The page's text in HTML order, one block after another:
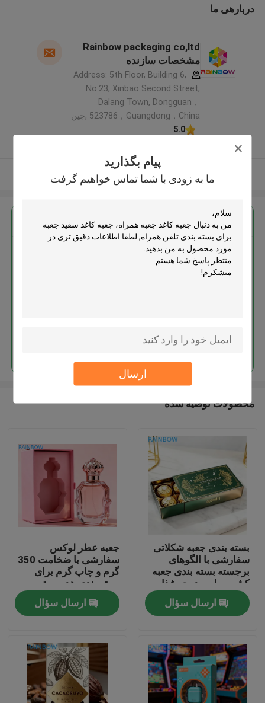
پیام بگذارید
ما به زودی با شما تماس خواهیم گرفت
ارسال
محصولات
درباره ما
دربارهی ما
Rainbow packaging co,ltd
مشخصات سازنده
Address: 5th Floor, Building 6,
No.23, Xinbao Second Street,
Dalang Town, Dongguan，
523786，Guangdong，China ,چین
5.0
بیشتر ببینید
بهترين قيمت رو براي
جعبه کاغذ جعبه همراه، جعبه کاغذ
سفید جعبه برای بسته بندی تلفن
ادامه هید
محصولات توصیه شده
بسته بندی جعبه شکلاتی
سفارشی با الگوهای
برجسته بسته بندی جعبه
کشویی امن درجه غذایی
ارسال سؤال
جعبه عطر لوکس
سفارشی با ضخامت 350
گرم و چاپ گرم برای
بسته بندی هدیه برتر
ارسال سؤال